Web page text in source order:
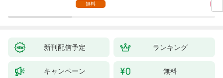
無料
新刊配信予定 ランキング
キャンペーン 無料